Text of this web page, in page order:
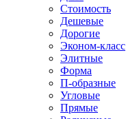
Стоимость
Дешевые
Дорогие
Эконом-класс
Элитные
Форма
П-образные
Угловые
Прямые